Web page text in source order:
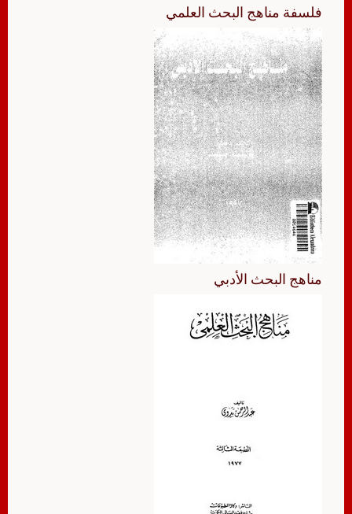
فلسفة مناهج البحث العلمي
مناهج البحث الأدبي